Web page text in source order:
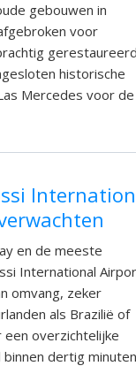
gebouwen in
voor
historische
Mercedes voor de
en de meeste
International
omvang, zeker
als Brazilië of
een overzichtelijke
dertig minuten